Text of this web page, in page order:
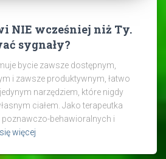
NIE wcześniej niż Ty.
sygnały?
bycie zawsze dostępnym,
i zawsze produktywnym, łatwo
narzędziem, które nigdy
ciałem. Jako terapeutka
behawioralnych i
więcej